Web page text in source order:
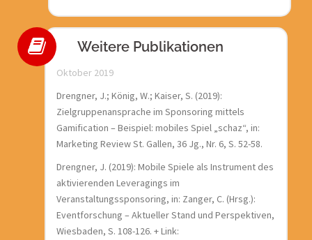
Weitere Publikationen
Oktober 2019
Drengner, J.; König, W.; Kaiser, S. (2019):
Zielgruppenansprache im Sponsoring mittels
Gamification – Beispiel: mobiles Spiel „schaz“, in:
Marketing Review St. Gallen, 36 Jg., Nr. 6, S. 52-58.
Drengner, J. (2019): Mobile Spiele als Instrument des
aktivierenden Leveragings im
Veranstaltungssponsoring, in: Zanger, C. (Hrsg.):
Eventforschung – Aktueller Stand und Perspektiven,
Wiesbaden, S. 108-126. + Link: